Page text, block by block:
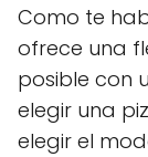
Como te
ofrece una
posible con
elegir una
elegir el